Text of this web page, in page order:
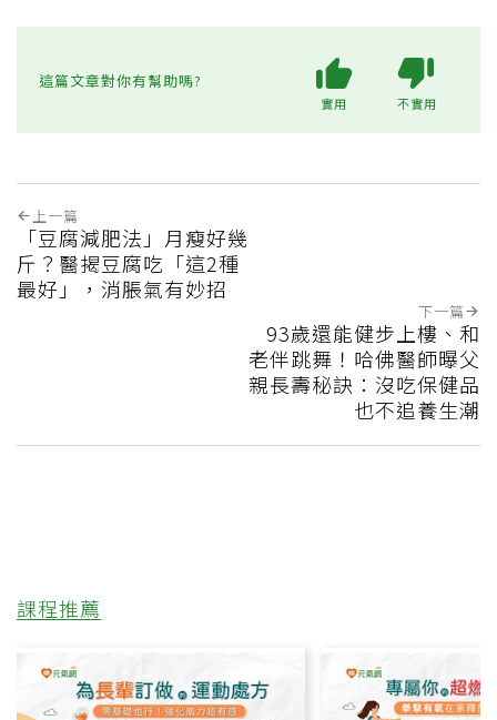
這篇文章對你有幫助嗎?
實用 不實用
上一篇
「豆腐減肥法」月瘦好幾
斤？醫揭豆腐吃「這2種
最好」，消脹氣有妙招
下一篇
93歲還能健步上樓、和
老伴跳舞！哈佛醫師曝父
親長壽秘訣：沒吃保健品
也不追養生潮
課程推薦